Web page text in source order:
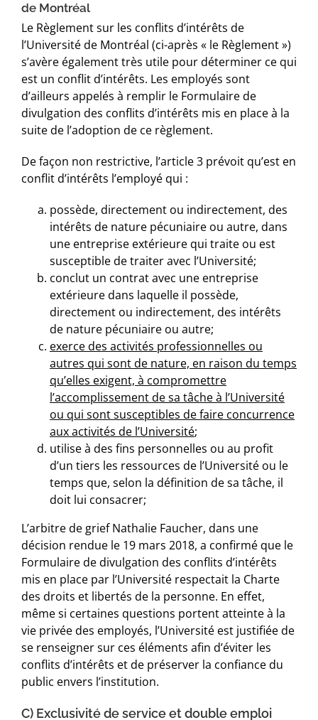
de Montréal
Le Règlement sur les conflits d’intérêts de
l’Université de Montréal (ci-après « le Règlement »)
s’avère également très utile pour déterminer ce qui
est un conflit d’intérêts. Les employés sont
d’ailleurs appelés à remplir le Formulaire de
divulgation des conflits d’intérêts mis en place à la
suite de l’adoption de ce règlement.
De façon non restrictive, l’article 3 prévoit qu’est en
conflit d’intérêts l’employé qui :
possède, directement ou indirectement, des
intérêts de nature pécuniaire ou autre, dans
une entreprise extérieure qui traite ou est
susceptible de traiter avec l’Université;
conclut un contrat avec une entreprise
extérieure dans laquelle il possède,
directement ou indirectement, des intérêts
de nature pécuniaire ou autre;
exerce des activités professionnelles ou
autres qui sont de nature, en raison du temps
qu’elles exigent, à compromettre
l’accomplissement de sa tâche à l’Université
ou qui sont susceptibles de faire concurrence
aux activités de l’Université;
utilise à des fins personnelles ou au profit
d’un tiers les ressources de l’Université ou le
temps que, selon la définition de sa tâche, il
doit lui consacrer;
L’arbitre de grief Nathalie Faucher, dans une
décision rendue le 19 mars 2018, a confirmé que le
Formulaire de divulgation des conflits d’intérêts
mis en place par l’Université respectait la Charte
des droits et libertés de la personne. En effet,
même si certaines questions portent atteinte à la
vie privée des employés, l’Université est justifiée de
se renseigner sur ces éléments afin d’éviter les
conflits d’intérêts et de préserver la confiance du
public envers l’institution.
C) Exclusivité de service et double emploi